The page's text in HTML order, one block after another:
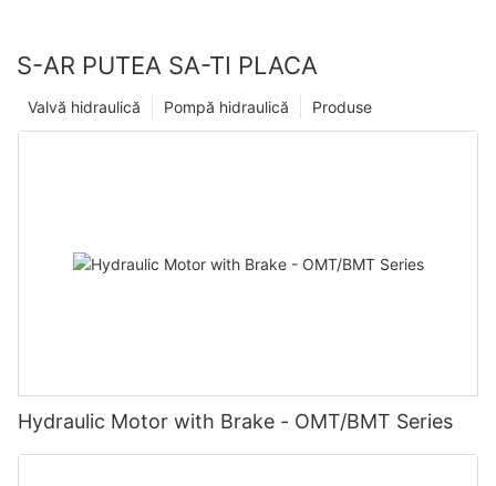
S-AR PUTEA SA-TI PLACA
Produse
Pompă hidraulică
Valvă hidraulică
Hydraulic Motor with Brake - OMT/BMT Series